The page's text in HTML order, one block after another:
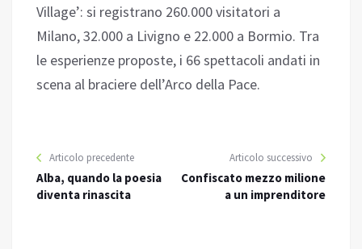
Village’: si registrano 260.000 visitatori a
Milano, 32.000 a Livigno e 22.000 a Bormio. Tra
le esperienze proposte, i 66 spettacoli andati in
scena al braciere dell’Arco della Pace.
Articolo precedente
Alba, quando la poesia
diventa rinascita
Articolo successivo
Confiscato mezzo milione
a un imprenditore